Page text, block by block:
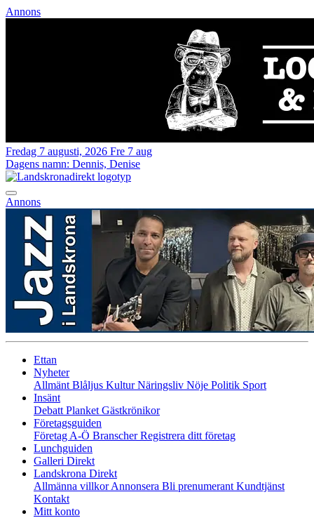
Annons
Fredag 7 augusti, 2026 Fre 7 aug
Dagens namn: Dennis, Denise
Annons
Ettan
Nyheter
Allmänt Blåljus KulturNäringsliv Nöje Politik Sport
Insänt
Debatt Planket Gästkrönikor
Företagsguiden
Företag A-Ö BranscherRegistrera ditt företag
Lunchguiden
Galleri Direkt
Landskrona Direkt
Allmänna villkorAnnonsera Bli prenumerant Kundtjänst
Kontakt
Mitt konto